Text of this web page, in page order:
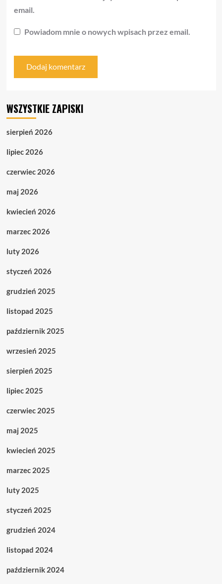
email.
Powiadom mnie o nowych wpisach przez email.
WSZYSTKIE ZAPISKI
sierpień 2026
lipiec 2026
czerwiec 2026
maj 2026
kwiecień 2026
marzec 2026
luty 2026
styczeń 2026
grudzień 2025
listopad 2025
październik 2025
wrzesień 2025
sierpień 2025
lipiec 2025
czerwiec 2025
maj 2025
kwiecień 2025
marzec 2025
luty 2025
styczeń 2025
grudzień 2024
listopad 2024
październik 2024